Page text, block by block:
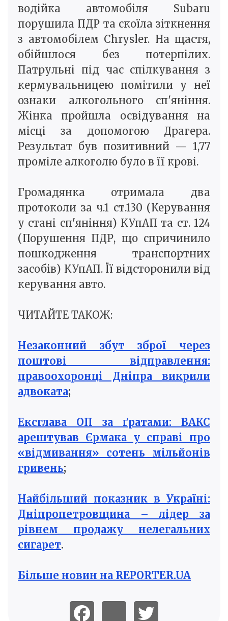
водійка автомобіля Subaru
порушила ПДР та скоїла зіткнення
з автомобілем Chrysler. На щастя,
обійшлося без потерпілих.
Патрульні під час спілкування з
кермувальницею помітили у неї
ознаки алкогольного сп'яніння.
Жінка пройшла освідування на
місці за допомогою Драгера.
Результат був позитивний — 1,77
проміле алкоголю було в її крові.
Громадянка отримала два
протоколи за ч.1 ст.130 (Керування
у стані сп'яніння) КУпАП та ст. 124
(Порушення ПДР, що спричинило
пошкодження транспортних
засобів) КУпАП. Її відсторонили від
керування авто.
ЧИТАЙТЕ ТАКОЖ:
Незаконний збут зброї через
поштові відправлення:
правоохоронці Дніпра викрили
адвоката;
Ексглава ОП за ґратами: ВАКС
арештував Єрмака у справі про
«відмивання» сотень мільйонів
гривень;
Найбільший показник в Україні:
Дніпропетровщина – лідер за
рівнем продажу нелегальних
сигарет.
Більше новин на REPORTER.UA